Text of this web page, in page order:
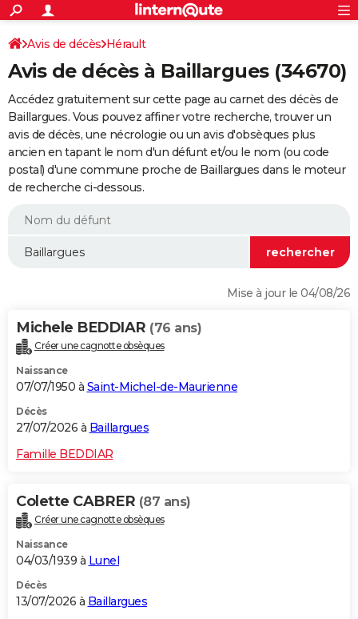
ACTUALITÉS
Politique
Société
Faits Divers
Education
Monde
Villes
+
SPORT
Coupe du monde 2026
Football
Tennis
Cyclisme
Rugby
Forum
Programme TV
TNT
Streaming
Cinéma
Sorties cinéma
Musique
+
FINANCE
Retraite
Impôts
Epargne
Immobilier
Risques naturels par ville
Banque
Assurance
Crédit
AUTO
Essais
Réserver un essai
Citadines
Berlines
SUV
Forum auto
+
HIGH-TECH
BRICOLAGE
WEEK-END
Alimentation
Guide de la santé
Maladies
Médicaments
Sommeil
VOYAGE
Destinations
City break
Voyage nature
Voyage de noces
Forum
Climat
+PHOTO
GUIDES D'ACHAT
Carte de Noël
Carte Bonne année
Carte Saint-Valentin
Carte Pâques
Carte d'anniversaire
DICTIONNAIRE
Dictionnaire
Biographies
Citations
Expressions
Proverbes
PROGRAMME TV
S'inscrire
Se connecter
Lycées
Collèges
Primaires
Universités
Entreprises
Service militaire
Avis de recherche
AVIS DE DÉCÈS
Avis de décès Hérault
Avis de décès à Baillargues (34670)
Accédez gratuitement sur cette page au carnet des décès de
Baillargues. Vous pouvez affiner votre recherche, trouver un
avis de décès, une nécrologie ou un avis d'obsèques plus
ancien en tapant le nom d'un défunt et/ou le nom (ou code
postal) d'une commune proche de Baillargues dans le moteur
de recherche ci-dessous.
Mise à jour le 04/08/26
Michele BEDDIAR (76 ans)
Créer une cagnotte obsèques
Naissance
07/07/1950 à Saint-Michel-de-Maurienne
Décès
27/07/2026 à Baillargues
Famille BEDDIAR
Colette CABRER (87 ans)
Créer une cagnotte obsèques
Naissance
04/03/1939 à Lunel
Décès
13/07/2026 à Baillargues